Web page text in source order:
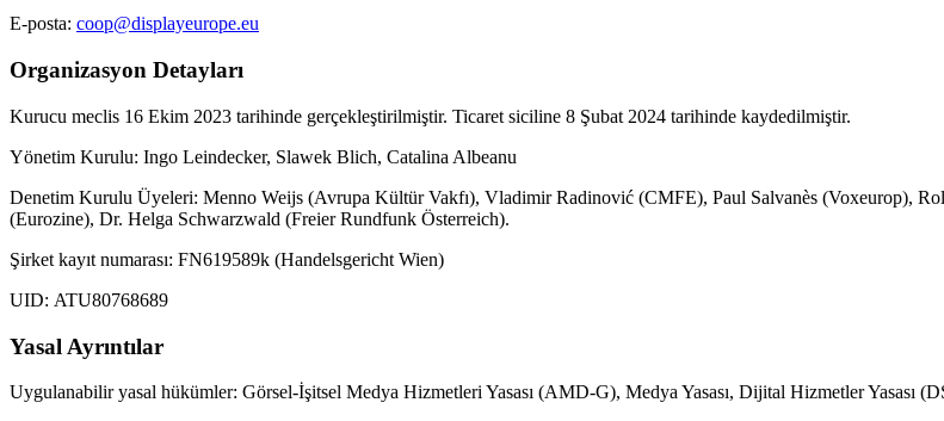
E-posta: coop@displayeurope.eu
Organizasyon Detayları
Kurucu meclis 16 Ekim 2023 tarihinde gerçekleştirilmiştir. Ticaret siciline 8 Şubat 2024 tarihinde kaydedilmiştir.
Yönetim Kurulu: Ingo Leindecker, Slawek Blich, Catalina Albeanu
Denetim Kurulu Üyeleri: Menno Weijs (Avrupa Kültür Vakfı), Vladimir Radinović (CMFE), Paul Salvanès (Voxeurop),
(Eurozine), Dr. Helga Schwarzwald (Freier Rundfunk Österreich).
Şirket kayıt numarası: FN619589k (Handelsgericht Wien)
UID: ATU80768689
Yasal Ayrıntılar
Uygulanabilir yasal hükümler: Görsel-İşitsel Medya Hizmetleri Yasası (AMD-G), Medya Yasası, Dijital Hizmetler Yasası